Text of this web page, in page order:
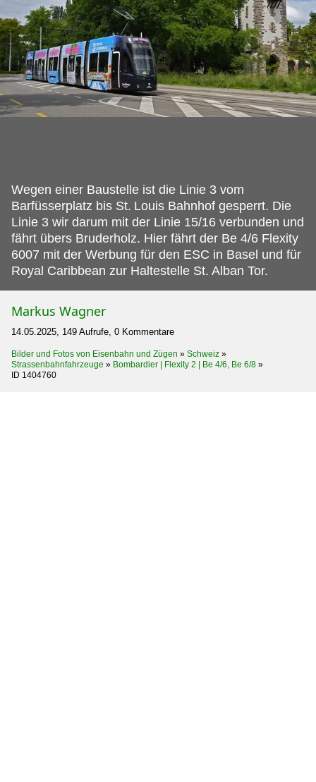
Wegen einer Baustelle ist die Linie 3 vom
Barfüsserplatz bis St. Louis Bahnhof gesperrt. Die
Linie 3 wir darum mit der Linie 15/16 verbunden und
fährt übers Bruderholz. Hier fährt der Be 4/6 Flexity
6007 mit der Werbung für den ESC in Basel und für
Royal Caribbean zur Haltestelle St. Alban Tor.
Markus Wagner
14.05.2025, 149 Aufrufe, 0 Kommentare
Bilder und Fotos von Eisenbahn und Zügen » Schweiz »
Strassenbahnfahrzeuge » Bombardier | Flexity 2 | Be 4/6, Be 6/8 »
ID 1404760